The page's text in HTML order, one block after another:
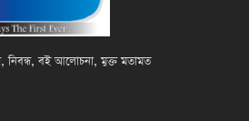
নিবন্ধ, বই আলোচনা, মুক্ত মতামত